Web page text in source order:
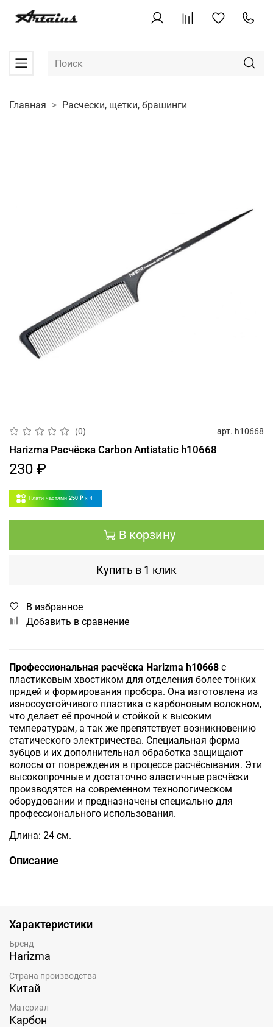
Главная Расчески, щетки, брашинги
(0) арт. h10668
Harizma Расчёска Carbon Antistatic h10668
230 ₽
Плати частями 250 ₽ x 4
В корзину
Купить в 1 клик
В избранное
Добавить в сравнение
Профессиональная расчёска Harizma h10668 с
пластиковым хвостиком для отделения более тонких
прядей и формирования пробора. Она изготовлена из
износоустойчивого пластика с карбоновым волокном,
что делает её прочной и стойкой к высоким
температурам, а так же препятствует возникновению
статического электричества. Специальная форма
зубцов и их дополнительная обработка защищают
волосы от повреждения в процессе расчёсывания. Эти
высокопрочные и достаточно эластичные расчёски
производятся на современном технологическом
оборудовании и предназначены специально для
профессионального использования.
Длина: 24 см.
Описание
Характеристики
Бренд
Harizma
Страна производства
Китай
Материал
Карбон